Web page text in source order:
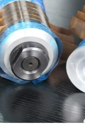
उद्धरण
मांगें
साइटमैप
गोपनीयता
नीति